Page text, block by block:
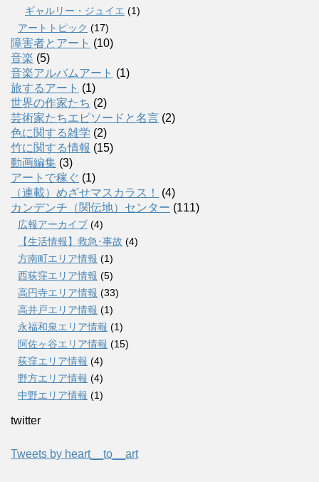
ギャルリー・ジュイエ (1)
アートトピック (17)
障害者とアート (10)
音楽 (5)
音楽アルバムアート (1)
旅するアート (1)
世界の作家たち (2)
芸術家たちエピソードと名言 (2)
色に関する雑学 (2)
竹に関する情報 (15)
動画編集 (3)
アートで稼ぐ (1)
（連載）めざせマスカラス！
(4)
カンデンチ（関伝地）センター (111)
広報アーカイブ (4)
【生活情報】救急･事故 (4)
方南町エリア情報 (1)
西荻窪エリア情報 (5)
高円寺エリア情報 (33)
高井戸エリア情報 (1)
永福和泉エリア情報 (1)
阿佐ヶ谷エリア情報 (15)
荻窪エリア情報 (4)
野方エリア情報 (4)
中野エリア情報 (1)
twitter
Tweets by heart__to__art